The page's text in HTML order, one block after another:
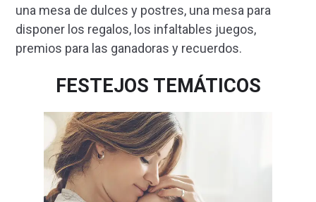
una mesa de dulces y postres, una mesa para
disponer los regalos, los infaltables juegos,
premios para las ganadoras y recuerdos.
FESTEJOS TEMÁTICOS